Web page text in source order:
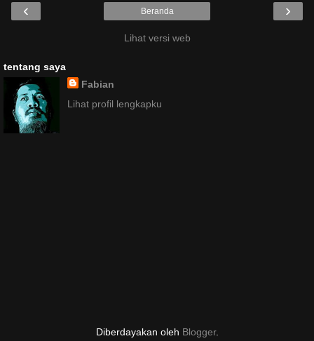
‹ ›
Beranda
Lihat versi web
tentang saya
Fabian
Lihat profil lengkapku
Diberdayakan oleh Blogger.